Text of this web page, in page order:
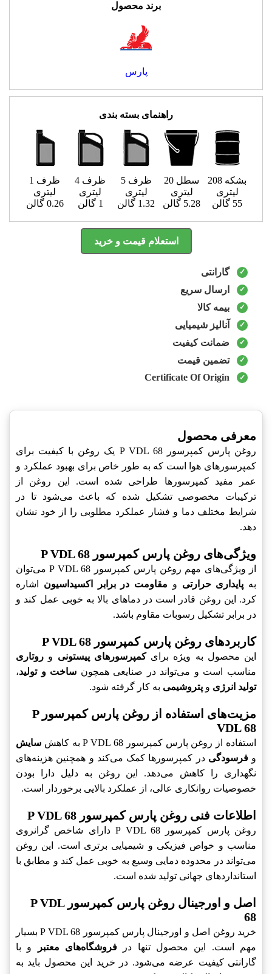
برند محصول
پارس
راهنمای بسته بندی
بشکه 208
لیتری
55 گالن
سطل 20
لیتری
5.28 گالن
ظرف 5
لیتری
1.32 گالن
ظرف 4
لیتری
1 گالن
ظرف 1
لیتری
0.26 گالن
استعلام قیمت و خرید
گارانتی
ارسال سریع
بیمه کالا
آنالیز شیمیایی
ضمانت کیفیت
تضمین قیمت
Certificate Of Origin
معرفی محصول
روغن پارس کمپرسور P VDL 68‎ یک روغن با کیفیت برای
کمپرسورهای هوا است که به طور خاص برای بهبود عملکرد و
عمر مفید کمپرسورها طراحی شده است. این روغن از
ترکیبات مخصوصی تشکیل شده که باعث می‌شود تا در
شرایط مختلف دما و فشار عملکرد مطلوبی را از خود نشان
دهد.
ویژگی‌های روغن پارس کمپرسور P VDL 68‎
از ویژگی‌های مهم روغن پارس کمپرسور P VDL 68‎ می‌توان
به پایداری حرارتی و مقاومت در برابر اکسیداسیون اشاره
کرد. این روغن قادر است در دماهای بالا به خوبی عمل کند و
در برابر تشکیل رسوبات مقاوم باشد.
کاربردهای روغن پارس کمپرسور P VDL 68‎
این محصول به ویژه برایکمپرسورهای پیستونی و روتاری
مناسب است و می‌تواند در صنایعی همچون ساخت و تولید،
تولید انرژی و پتروشیمی به کار گرفته شود.
مزیت‌های استفاده از روغن پارس کمپرسور P
VDL 68‎
استفاده از روغن پارس کمپرسور P VDL 68‎ به کاهش
سایش
وفرسودگی در کمپرسورها کمک می‌کند و همچنین هزینه‌های
نگهداری را کاهش می‌دهد. این روغن به دلیل دارا بودن
خصوصیات روانکاری عالی، از عملکرد بالایی برخوردار است.
اطلاعات فنی روغن پارس کمپرسور P VDL 68‎
روغن پارس کمپرسور P VDL 68‎ دارای شاخص گرانروی
مناسب و خواص فیزیکی و شیمیایی برتری است. این روغن
می‌تواند در محدوده دمایی وسیع به خوبی عمل کند و مطابق با
استانداردهای جهانی تولید شده است.
اصل و اورجینال روغن پارس کمپرسور P VDL
68‎
خرید روغن اصل و اورجینال پارس کمپرسور P VDL 68‎ بسیار
مهم است. این محصول تنها در فروشگاه‌های معتبر
و با
گارانتی کیفیت عرضه می‌شود. در خرید این محصول باید به